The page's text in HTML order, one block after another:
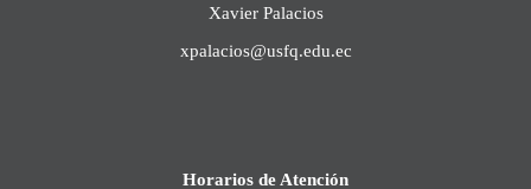
Xavier Palacios
xpalacios@usfq.edu.ec
Horarios de Atención